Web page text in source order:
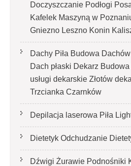
Doczyszczanie Podłogi
Kafelek Maszyną w
Gniezno Leszno Konin
Dachy Piła Budowa
Dach płaski Dekarz Budowa
usługi dekarskie Złotów
Trzcianka Czarnków
Depilacja laserowa Piła
Dietetyk Odchudzanie
Dźwigi Żurawie Podnośniki